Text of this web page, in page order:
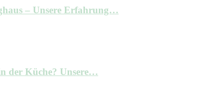
– Unsere Erfahrung…
der Küche? Unsere…